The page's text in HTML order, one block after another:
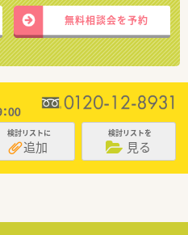
無料相談会を予約
検討リストに
追加
検討リストを
見る